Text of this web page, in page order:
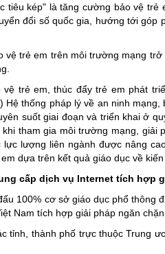
Chuyên đề tổng hợp
tiêu kép" là tăng cường bảo vệ
đổi số quốc gia, hướng tới
vệ trẻ em trên môi trường mạng
trẻ em, thúc đẩy trẻ em phát
Hệ thống pháp lý về an ninh
suốt giai đoạn và triển khai ở
tham gia môi trường mạng,
lượng liên ngành được nâng
dựa trên kết quả giáo dục về
cấp dịch vụ Internet tích hợp
100% cơ sở giáo dục phổ thông
Nam tích hợp giải pháp ngăn
tỉnh, thành phố trực thuộc Trung